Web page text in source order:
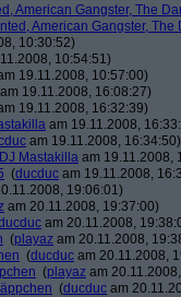
American Gangster, The
American Gangster, The
10:30:52)
10:54:51)
19.11.2008, 10:57:00)
am 19.11.2008, 16:08:27)
19.11.2008, 16:32:39)
am 19.11.2008,
am 19.11.2008, 16:34:50)
DJ Mastakilla am 19.11.2008,
(ducduc am 19.11.2008,
19:06:01)
am 20.11.2008, 19:37:00)
am 20.11.2008,
(playaz am 20.11.2008,
(ducduc am 20.11.2008,
(playaz am
(ducduc am